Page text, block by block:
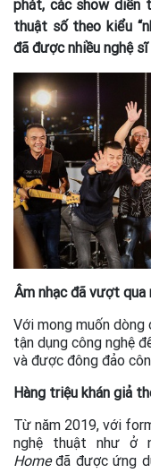
phát, các show diễn
thuật số theo kiểu
đã được nhiều nghệ
Âm nhạc đã vượt qua
Với mong muốn dòng
tận dụng công nghệ
và được đông đảo
Hàng triệu khán giả
Từ năm 2019, với
nghệ thuật như ở
Homeđã được ứng